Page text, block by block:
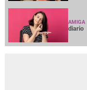
AMIGA
diario